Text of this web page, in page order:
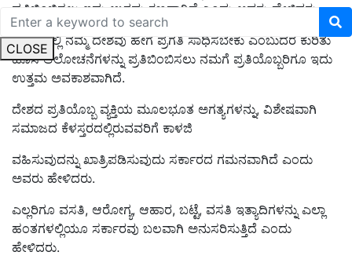
CLOSE
ಪ್ರತಿಬಿಂಬಿಸಲು ಇದು ಉತ್ತಮ ಕ್ಷಣವಾಗಿದೆ ಎಂದು ಅವರು ಹೇಳಿದರು.
ಭವಿಷ್ಯದಲ್ಲಿ ನಮ್ಮ ದೇಶವು ಹೇಗೆ ಪ್ರಗತಿ ಸಾಧಿಸಬೇಕು ಎಂಬುದರ ಕುರಿತು
ಹೊಸ ಆಲೋಚನೆಗಳನ್ನು ಪ್ರತಿಬಿಂಬಿಸಲು ನಮಗೆ ಪ್ರತಿಯೊಬ್ಬರಿಗೂ ಇದು
ಉತ್ತಮ ಅವಕಾಶವಾಗಿದೆ.
ದೇಶದ ಪ್ರತಿಯೊಬ್ಬ ವ್ಯಕ್ತಿಯ ಮೂಲಭೂತ ಅಗತ್ಯಗಳನ್ನು, ವಿಶೇಷವಾಗಿ
ಸಮಾಜದ ಕೆಳಸ್ತರದಲ್ಲಿರುವವರಿಗೆ ಕಾಳಜಿ
ವಹಿಸುವುದನ್ನು ಖಾತ್ರಿಪಡಿಸುವುದು ಸರ್ಕಾರದ ಗಮನವಾಗಿದೆ ಎಂದು
ಅವರು ಹೇಳಿದರು.
ಎಲ್ಲರಿಗೂ ವಸತಿ, ಆರೋಗ್ಯ, ಆಹಾರ, ಬಟ್ಟೆ, ವಸತಿ ಇತ್ಯಾದಿಗಳನ್ನು ಎಲ್ಲಾ
ಹಂತಗಳಲ್ಲಿಯೂ ಸರ್ಕಾರವು ಬಲವಾಗಿ ಅನುಸರಿಸುತ್ತಿದೆ ಎಂದು
ಹೇಳಿದರು.